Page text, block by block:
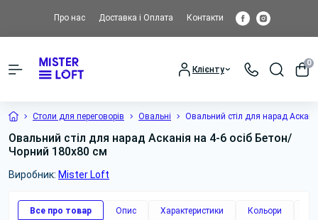
Про нас Доставка і Оплата Контакти
Клієнту
0
Столи для переговорів Овальні Овальний стіл для нарад
Овальний стіл для нарад Асканія на 4-6 осіб Бетон/
Чорний 180x80 см
Виробник: Mister Loft
Все про товар Опис Характеристики Кольори